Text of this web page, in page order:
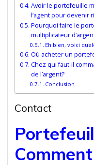
Avoir le portefeuille
l’agent pour devenir
Pourquoi faire le
multiplicateur
Eh bien, voici
Où acheter un
Chez qui faut-il
de l’argent?
Conclusion
Contact